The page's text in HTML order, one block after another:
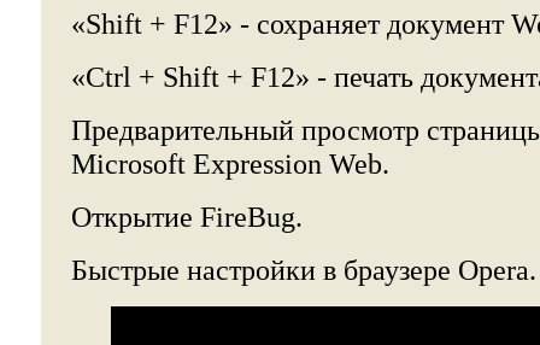
«Shift + F12» - сохраняет документ
«Ctrl + Shift + F12» - печать
Предварительный просмотр
Microsoft Expression Web.
Открытие FireBug.
Быстрые настройки в браузере Opera.